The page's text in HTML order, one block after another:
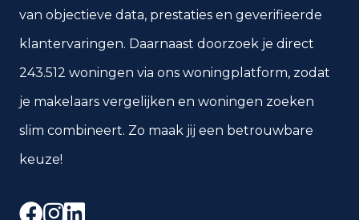
van objectieve data, prestaties en geverifieerde
klantervaringen. Daarnaast doorzoek je direct
243.512 woningen via ons woningplatform, zodat
je makelaars vergelijken en woningen zoeken
slim combineert. Zo maak jij een betrouwbare
keuze!
Facebook
Instagram
LinkedIn